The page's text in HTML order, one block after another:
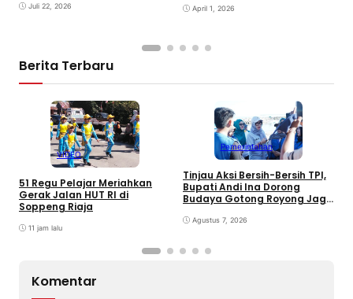
Juli 22, 2026 April 1, 2026
Berita Terbaru
VIDEO
51 Regu Pelajar Meriahkan
Gerak Jalan HUT RI di
Soppeng Riaja
11 jam lalu
Pemerintahan
Tinjau Aksi Bersih-Bersih TPI,
Bupati Andi Ina Dorong
Budaya Gotong Royong Jaga
Agustus 7, 2026
Komentar